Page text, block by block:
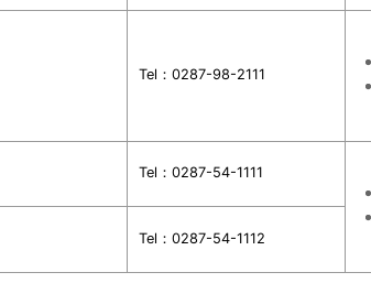
Tel：0287-98-2111
Tel：0287-54-1111
Tel：0287-54-1112